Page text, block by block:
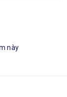
này